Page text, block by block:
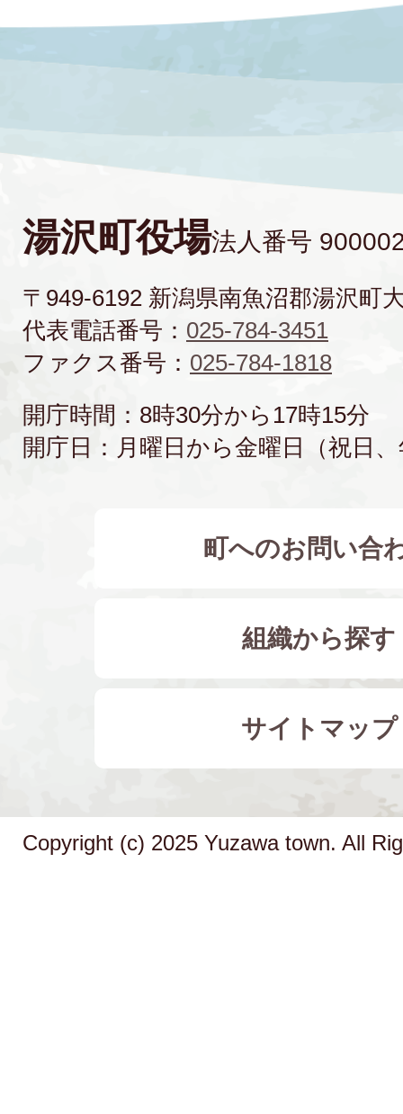
湯沢町役場法人番号
〒949-6192 新潟県南魚沼郡湯沢町
代表電話番号： 025-784-3451
ファクス番号： 025-784-1818
開庁時間：8時30分から17時15分
開庁日：月曜日から金曜日（祝日
町へのお問い合
組織から探す
サイトマップ
Copyright (c) 2025 Yuzawa town. All